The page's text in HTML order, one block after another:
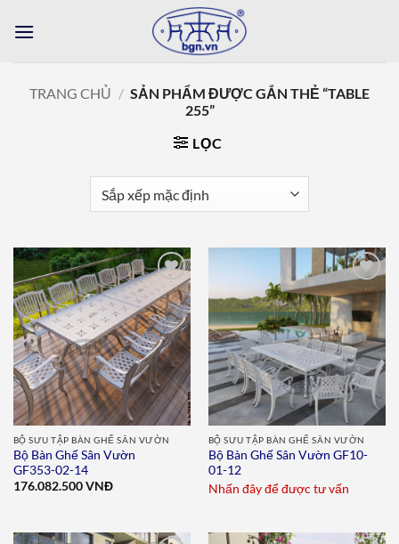
qua
TRANG CHỦ / SẢN PHẨM ĐƯỢC GẮN THẺ “TABLE
255”
LỌC
Add to
wishlist
BỘ SƯU TẬP BÀN GHẾ SÂN VƯỜN
Bộ Bàn Ghế Sân Vườn
GF353-02-14
176.082.500VNĐ
Add to
wishlist
BỘ SƯU TẬP BÀN GHẾ SÂN VƯỜN
Bộ Bàn Ghế Sân Vườn GF10-
01-12
Nhấn đây để được tư vấn